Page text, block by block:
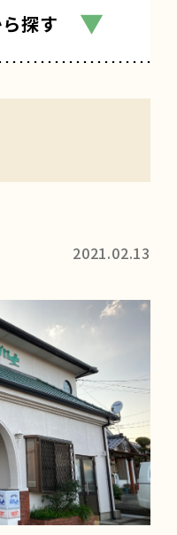
探す ▼
2021.02.13